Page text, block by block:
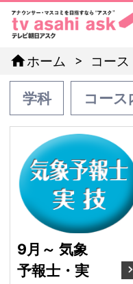
homeホーム コース
学科 コース
9月～ 気象
予報士・実